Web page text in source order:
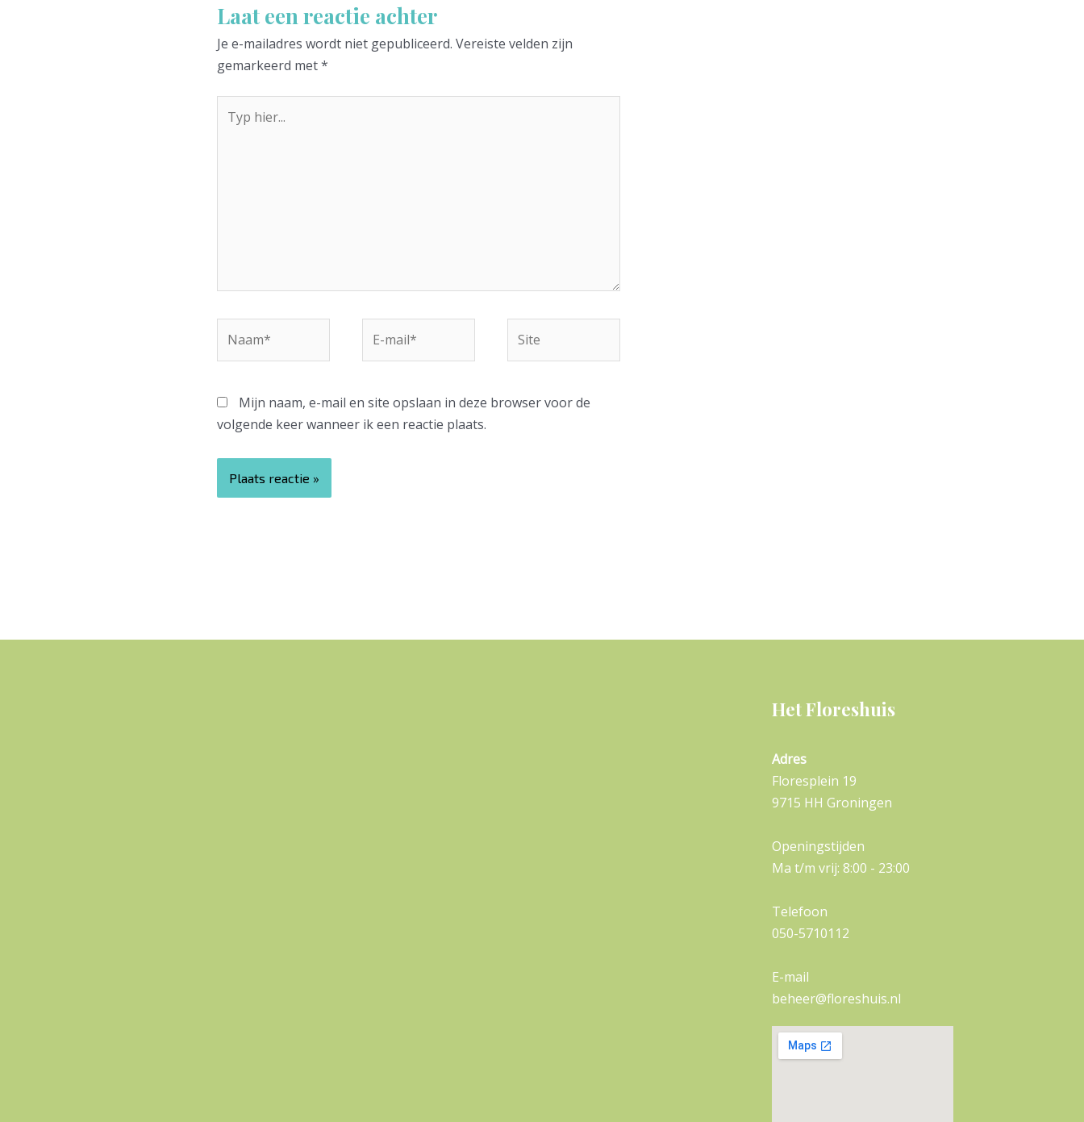
Laat een reactie achter
Je e-mailadres wordt niet gepubliceerd. Vereiste velden zijn
gemarkeerd met*
hier...
mail*
Mijn naam, e-mail en site opslaan in deze browser voor de
volgende keer wanneer ik een reactie plaats.
Het Floreshuis
Adres
Floresplein 19
9715 HH Groningen
Openingstijden
Ma t/m vrij: 8:00 - 23:00
Telefoon
050-5710112
E-mail
beheer@floreshuis.nl